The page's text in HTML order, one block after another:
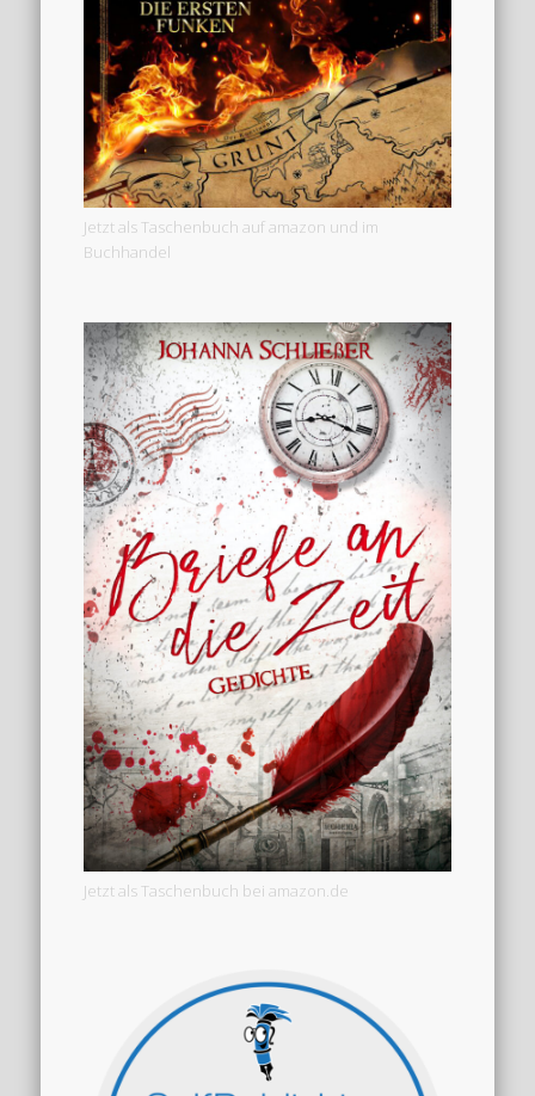
Jetzt als Taschenbuch auf amazon und im
Buchhandel
Jetzt als Taschenbuch bei amazon.de